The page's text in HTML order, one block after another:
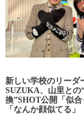
新しい学校のリーダ
SUZUKA、山里との
換”SHOT公開「似合
「なんか顔似てる」